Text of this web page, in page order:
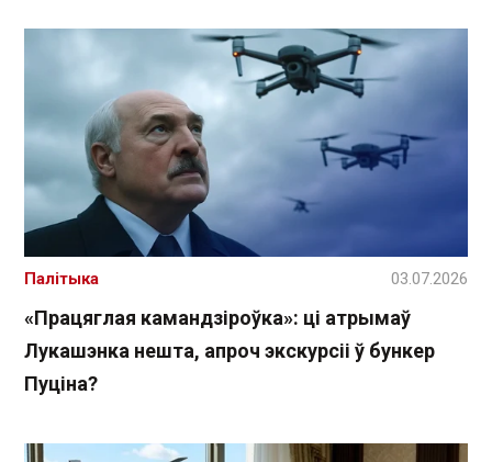
«Працяглая камандзіроўка»: ці атрымаў
Лукашэнка нешта, апроч экскурсіі ў бункер
Пуціна?
Палітыка 03.07.2026